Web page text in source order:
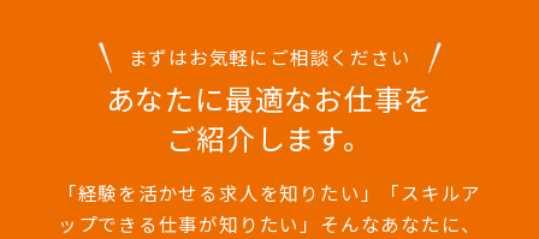
まずはお気軽にご相談ください
あなたに最適なお仕事を
ご紹介します。
「経験を活かせる求人を知りたい」「スキルア
ップできる仕事が知りたい」そんなあなたに、